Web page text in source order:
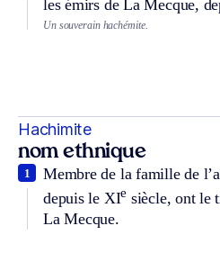
les émirs de La Mecque,
Un souverain hachémite.
Hachimite
nom ethnique
Membre de la famille de
depuis le XIe siècle, ont le
La Mecque.
1